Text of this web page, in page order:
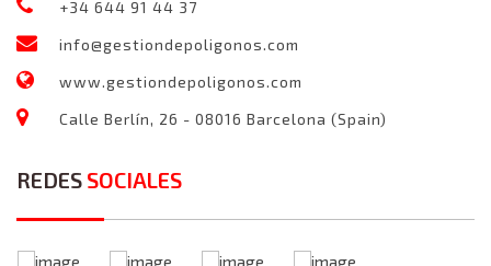
+34 644 91 44 37
info@gestiondepoligonos.com
www.gestiondepoligonos.com
Calle Berlín, 26 - 08016 Barcelona (Spain)
REDES SOCIALES